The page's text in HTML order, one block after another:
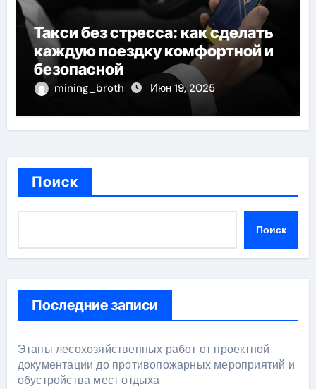
Такси без стресса: как сделать
каждую поездку комфортной и
безопасной
mining_broth Июн 19, 2025
Поиск
Поиск
Последние записи
Этапы лесохозяйственных работ от проектной
документации до противопожарных мероприятий и
обустройства мест отдыха